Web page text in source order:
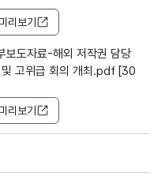
미리보기
보도자료-해외 저작권 담당
및 고위급 회의 개최.pdf [30
미리보기